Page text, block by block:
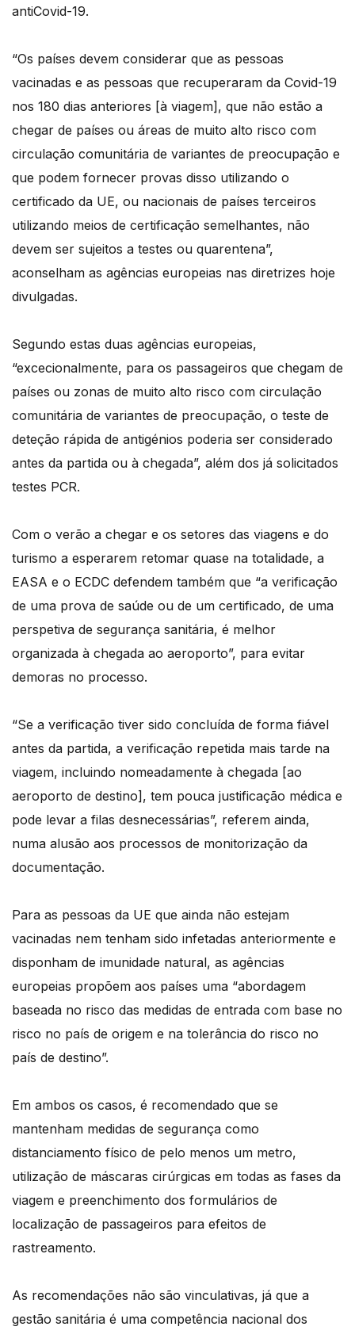
antiCovid-19.
“Os países devem considerar que as pessoas
vacinadas e as pessoas que recuperaram da Covid-19
nos 180 dias anteriores [à viagem], que não estão a
chegar de países ou áreas de muito alto risco com
circulação comunitária de variantes de preocupação e
que podem fornecer provas disso utilizando o
certificado da UE, ou nacionais de países terceiros
utilizando meios de certificação semelhantes, não
devem ser sujeitos a testes ou quarentena”,
aconselham as agências europeias nas diretrizes hoje
divulgadas.
Segundo estas duas agências europeias,
“excecionalmente, para os passageiros que chegam de
países ou zonas de muito alto risco com circulação
comunitária de variantes de preocupação, o teste de
deteção rápida de antigénios poderia ser considerado
antes da partida ou à chegada”, além dos já solicitados
testes PCR.
Com o verão a chegar e os setores das viagens e do
turismo a esperarem retomar quase na totalidade, a
EASA e o ECDC defendem também que “a verificação
de uma prova de saúde ou de um certificado, de uma
perspetiva de segurança sanitária, é melhor
organizada à chegada ao aeroporto”, para evitar
demoras no processo.
“Se a verificação tiver sido concluída de forma fiável
antes da partida, a verificação repetida mais tarde na
viagem, incluindo nomeadamente à chegada [ao
aeroporto de destino], tem pouca justificação médica e
pode levar a filas desnecessárias”, referem ainda,
numa alusão aos processos de monitorização da
documentação.
Para as pessoas da UE que ainda não estejam
vacinadas nem tenham sido infetadas anteriormente e
disponham de imunidade natural, as agências
europeias propõem aos países uma “abordagem
baseada no risco das medidas de entrada com base no
risco no país de origem e na tolerância do risco no
país de destino”.
Em ambos os casos, é recomendado que se
mantenham medidas de segurança como
distanciamento físico de pelo menos um metro,
utilização de máscaras cirúrgicas em todas as fases da
viagem e preenchimento dos formulários de
localização de passageiros para efeitos de
rastreamento.
As recomendações não são vinculativas, já que a
gestão sanitária é uma competência nacional dos